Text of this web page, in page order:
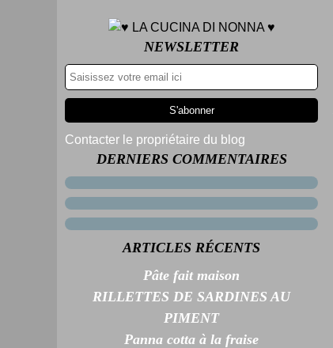
NEWSLETTER
Contacter le propriétaire du blog
DERNIERS COMMENTAIRES
ARTICLES RÉCENTS
Pâte fait maison
RILLETTES DE SARDINES AU
PIMENT
Panna cotta à la fraise